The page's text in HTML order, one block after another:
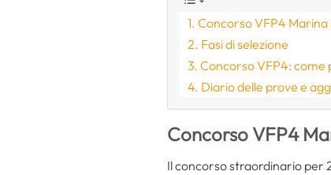
Concorso VFP4
Fasi di selezione
Concorso VFP4: come
Diario delle prove e
Concorso VFP4
Il concorso straordinario per